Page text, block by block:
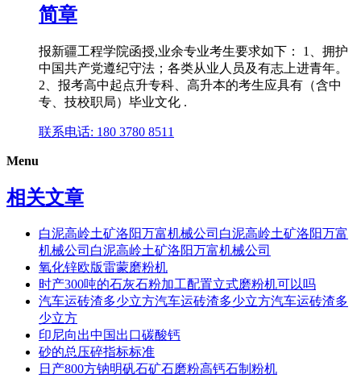
简章
报新疆工程学院函授,业余专业考生要求如下： 1、拥护
中国共产党遵纪守法；各类从业人员及有志上进青年。
2、报考高中起点升专科、高升本的考生应具有（含中
专、技校职局）毕业文化 .
联系电话: 180 3780 8511
Menu
相关文章
白泥高岭土矿洛阳万富机械公司白泥高岭土矿洛阳万富
机械公司白泥高岭土矿洛阳万富机械公司
氧化锌欧版雷蒙磨粉机
时产300吨的石灰石粉加工配置立式磨粉机可以吗
汽车运砖渣多少立方汽车运砖渣多少立方汽车运砖渣多
少立方
印尼向出中国出口碳酸钙
砂的总压碎指标标准
日产800方钠明矾石矿石磨粉高钙石制粉机